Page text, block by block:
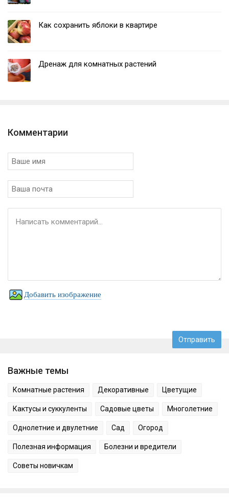
Как сохранить яблоки в квартире
Дренаж для комнатных растений
Комментарии
Добавить изображение
Важные темы
Комнатные растения Декоративные Цветущие
Кактусы и суккуленты Садовые цветы Многолетние
Однолетние и двулетние Сад Огород
Полезная информация Болезни и вредители
Советы новичкам